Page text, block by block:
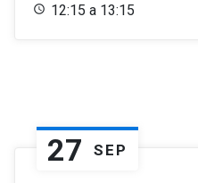
12:15 a 13:15
27 SEP